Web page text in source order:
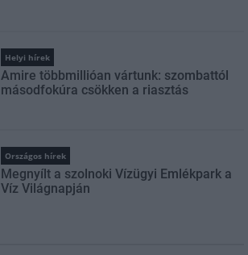
Helyi hírek
Amire többmillióan vártunk: szombattól
másodfokúra csökken a riasztás
Országos hírek
Megnyílt a szolnoki Vízügyi Emlékpark a
Víz Világnapján